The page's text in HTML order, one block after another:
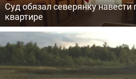
Суд обязал северянку навести
квартире